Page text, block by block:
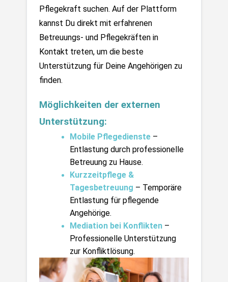
Pflegekraft suchen. Auf der Plattform
kannst Du direkt mit erfahrenen
Betreuungs- und Pflegekräften in
Kontakt treten, um die beste
Unterstützung für Deine Angehörigen zu
finden.
Möglichkeiten der externen
Unterstützung:
Mobile Pflegedienste –
Entlastung durch professionelle
Betreuung zu Hause.
Kurzzeitpflege &
Tagesbetreuung – Temporäre
Entlastung für pflegende
Angehörige.
Mediation bei Konflikten –
Professionelle Unterstützung
zur Konfliktlösung.